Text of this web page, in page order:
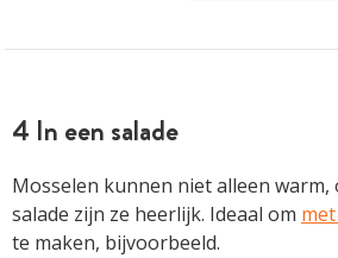
4 In een salade
Mosselen kunnen niet alleen warm,
salade zijn ze heerlijk. Ideaal om
te maken, bijvoorbeeld.